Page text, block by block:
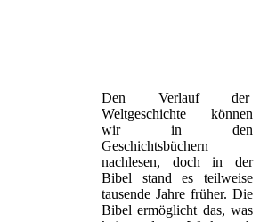
Den Verlauf der
Weltgeschichte können
wir in den
Geschichtsbüchern
nachlesen, doch in der
Bibel stand es teilweise
tausende Jahre früher. Die
Bibel ermöglicht das, was